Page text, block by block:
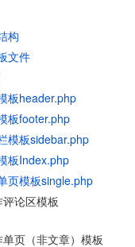
构
文件
板header.php
板footer.php
模板sidebar.php
板Index.php
页模板single.php
论区模板
页（非文章）模板